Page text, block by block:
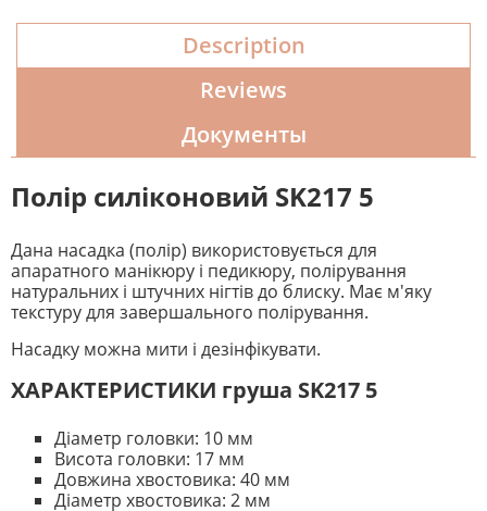
Description
Reviews
Документы
Полір силіконовий SK217 5
Дана насадка (полір) використовується для
апаратного манікюру і педикюру, полірування
натуральних і штучних нігтів до блиску. Має м'яку
текстуру для завершального полірування.
Насадку можна мити і дезінфікувати.
ХАРАКТЕРИСТИКИ груша SK217 5
Діаметр головки: 10 мм
Висота головки: 17 мм
Довжина хвостовика: 40 мм
Діаметр хвостовика: 2 мм